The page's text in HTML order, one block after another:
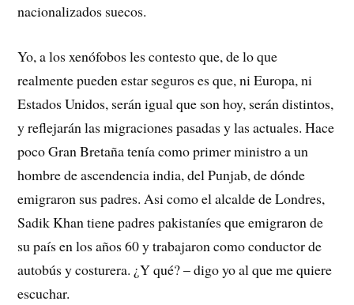
nacionalizados suecos.
Yo, a los xenófobos les contesto que, de lo que
realmente pueden estar seguros es que, ni Europa, ni
Estados Unidos, serán igual que son hoy, serán distintos,
y reflejarán las migraciones pasadas y las actuales. Hace
poco Gran Bretaña tenía como primer ministro a un
hombre de ascendencia india, del Punjab, de dónde
emigraron sus padres. Asi como el alcalde de Londres,
Sadik Khan tiene padres pakistaníes que emigraron de
su país en los años 60 y trabajaron como conductor de
autobús y costurera. ¿Y qué? – digo yo al que me quiere
escuchar.